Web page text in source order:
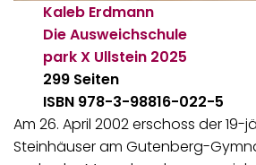
Kaleb Erdmann
Die Ausweichschule
park X Ullstein 2025
299 Seiten
ISBN 978-3-98816-022-5
Am 26. April 2002 erschoss der 19-
Steinhäuser am Gutenberg-